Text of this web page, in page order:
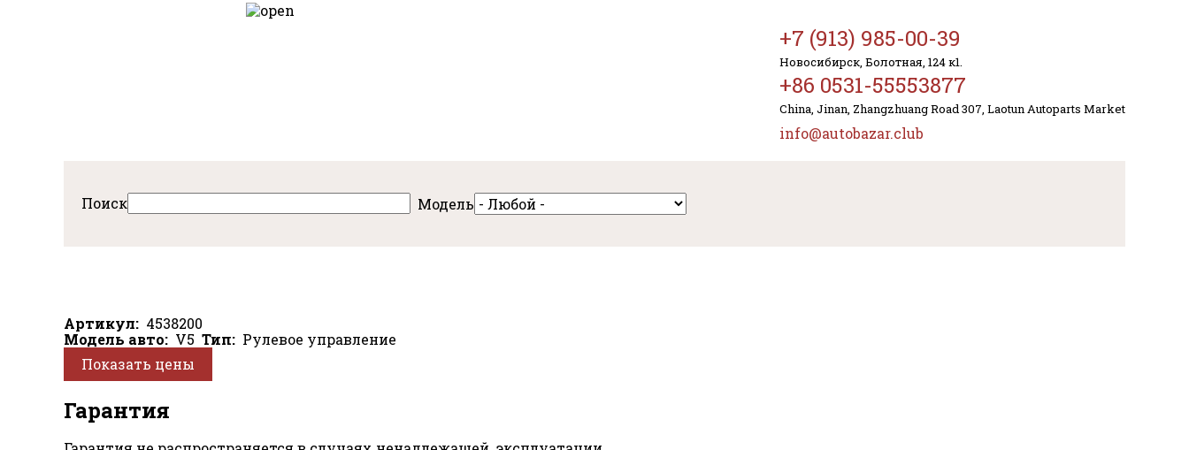
+7 (913) 985-00-39
Новосибирск, Болотная, 124 к1.
+86 0531-55553877
China, Jinan, Zhangzhuang Road 307, Laotun Autoparts Market
info@autobazar.club
Поиск Модель
Артикул
4538200
Модель авто
V5 Тип
Рулевое управление
Показать цены
Гарантия